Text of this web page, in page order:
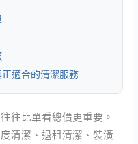
適合的清潔服務
往比單看總價更重要。
清潔、退租清潔、裝潢